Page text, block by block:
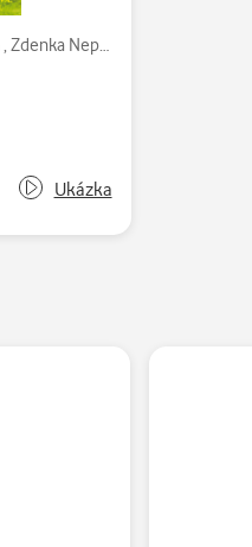
, Zdenka Nepilová
Ukázka